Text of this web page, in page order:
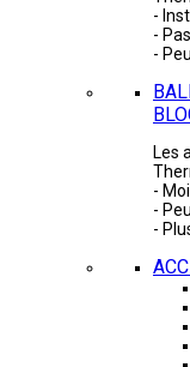
-
-
-
Les
-
-
-